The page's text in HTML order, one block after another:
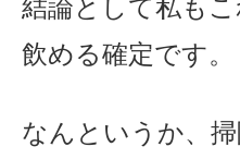
結論として私も
飲める確定です。
なんというか、